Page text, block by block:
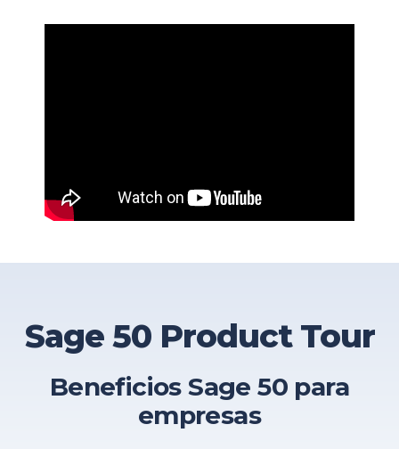
Sage 50 Product Tour
Beneficios Sage 50 para
empresas